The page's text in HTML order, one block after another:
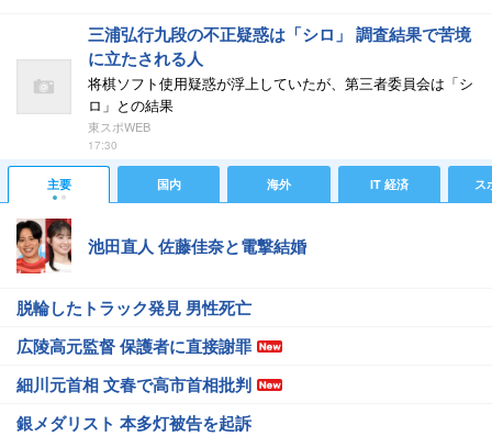
三浦弘行九段の不正疑惑は「シロ」 調査結果で苦境
に立たされる人
将棋ソフト使用疑惑が浮上していたが、第三者委員会は「シ
ロ」との結果
東スポWEB
17:30
主要 国内 海外 IT 経済 ス
池田直人 佐藤佳奈と電撃結婚
脱輪したトラック発見 男性死亡
広陵高元監督 保護者に直接謝罪
細川元首相 文春で高市首相批判
銀メダリスト 本多灯被告を起訴